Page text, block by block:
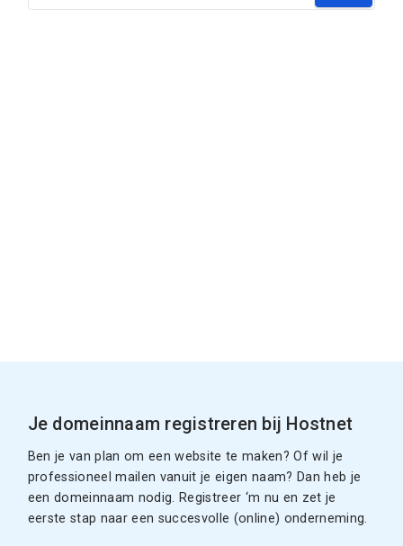
Je domeinnaam registreren bij Hostnet
Ben je van plan om een website te maken? Of wil je
professioneel mailen vanuit je eigen naam? Dan heb je
een domeinnaam nodig. Registreer ‘m nu en zet je
eerste stap naar een succesvolle (online) onderneming.